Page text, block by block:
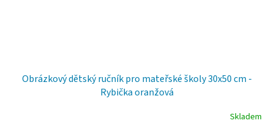
Obrázkový dětský ručník pro mateřské školy 30x50 cm -
Rybička oranžová
Skladem